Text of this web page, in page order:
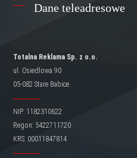
Dane teleadresowe
Totalna Reklama Sp. z o.o.
ul. Osiedlowa 90
05-082 Stare Babice
NIP: 1182310622
Regon: 5422711720
KRS: 00011847814